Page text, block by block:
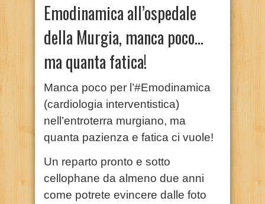
Emodinamica all’ospedale
della Murgia, manca poco…
ma quanta fatica!
Manca poco per l’#Emodinamica
(cardiologia interventistica)
nell’entroterra murgiano, ma
quanta pazienza e fatica ci vuole!
Un reparto pronto e sotto
cellophane da almeno due anni
come potrete evincere dalle foto